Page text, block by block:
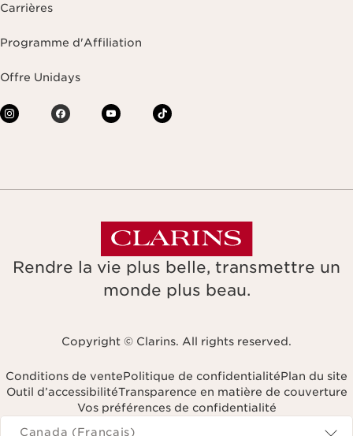
Carrières
Programme d'Affiliation
Offre Unidays
Rendre la vie plus belle, transmettre un
monde plus beau.
Copyright © Clarins. All rights reserved.
Conditions de ventePolitique de confidentialitéPlan du site
Outil d’accessibilitéTransparence en matière de couverture
Vos préférences de confidentialité
Navigates to
Canada (Français)